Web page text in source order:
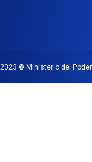
2023 © Ministerio del